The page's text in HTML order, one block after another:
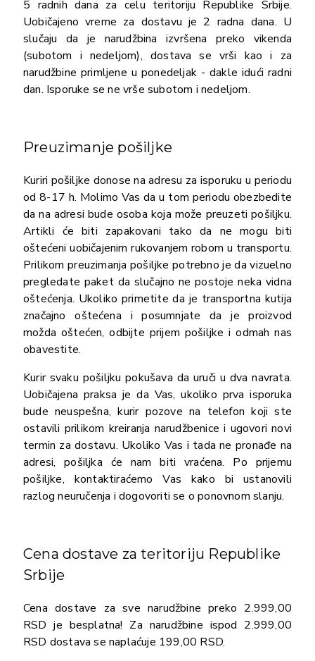
5 radnih dana za celu teritoriju Republike Srbije.
Uobičajeno vreme za dostavu je 2 radna dana. U
slučaju da je narudžbina izvršena preko vikenda
(subotom i nedeljom), dostava se vrši kao i za
narudžbine primljene u ponedeljak - dakle idući radni
dan. Isporuke se ne vrše subotom i nedeljom.
Preuzimanje pošiljke
Kuriri pošiljke donose na adresu za isporuku u periodu
od 8-17 h. Molimo Vas da u tom periodu obezbedite
da na adresi bude osoba koja može preuzeti pošiljku.
Artikli će biti zapakovani tako da ne mogu biti
oštećeni uobičajenim rukovanjem robom u transportu.
Prilikom preuzimanja pošiljke potrebno je da vizuelno
pregledate paket da slučajno ne postoje neka vidna
oštećenja. Ukoliko primetite da je transportna kutija
značajno oštećena i posumnjate da je proizvod
možda oštećen, odbijte prijem pošiljke i odmah nas
obavestite.
Kurir svaku pošiljku pokušava da uruči u dva navrata.
Uobičajena praksa je da Vas, ukoliko prva isporuka
bude neuspešna, kurir pozove na telefon koji ste
ostavili prilikom kreiranja narudžbenice i ugovori novi
termin za dostavu. Ukoliko Vas i tada ne pronađe na
adresi, pošiljka će nam biti vraćena. Po prijemu
pošiljke, kontaktiraćemo Vas kako bi ustanovili
razlog neuručenja i dogovoriti se o ponovnom slanju.
Cena dostave za teritoriju Republike
Srbije
Cena dostave za sve narudžbine preko 2.999,00
RSD je besplatna! Za narudžbine ispod 2.999,00
RSD dostava se naplaćuje 199,00 RSD.